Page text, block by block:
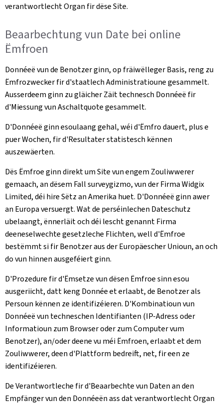
verantwortlecht Organ fir dëse Site.
Beaarbechtung vun Date bei online
Ëmfroen
Donnéeë vun de Benotzer ginn, op fräiwëlleger Basis, reng zu
Ëmfrozwecker fir d'staatlech Administratioune gesammelt.
Ausserdeem ginn zu gläicher Zäit technesch Donnéeë fir
d'Miessung vun Aschaltquote gesammelt.
D'Donnéeë ginn esoulaang gehal, wéi d'Ëmfro dauert, plus e
puer Wochen, fir d'Resultater statistesch kënnen
auszewäerten.
Dës Ëmfroe ginn direkt um Site vun engem Zouliwwerer
gemaach, an dësem Fall surveygizmo, vun der Firma Widgix
Limited, déi hire Sëtz an Amerika huet. D'Donnéeë ginn awer
an Europa versuergt. Wat de perséinlechen Dateschutz
ubelaangt, ënnerläit och déi lescht genannt Firma
deeneselwechte gesetzleche Flichten, well d'Ëmfroe
bestëmmt si fir Benotzer aus der Europäescher Unioun, an och
do vun hinnen ausgeféiert ginn.
D'Prozedure fir d'Ëmsetze vun dësen Ëmfroe sinn esou
ausgeriicht, datt keng Donnée et erlaabt, de Benotzer als
Persoun kënnen ze identifizéieren. D'Kombinatioun vun
Donnéeë vun techneschen Identifianten (IP-Adress oder
Informatioun zum Browser oder zum Computer vum
Benotzer), an/oder deene vu méi Ëmfroen, erlaabt et dem
Zouliwwerer, deen d'Plattform bedreift, net, fir een ze
identifizéieren.
De Verantwortleche fir d'Beaarbechte vun Daten an den
Empfänger vun den Donnéeën ass dat verantwortlecht Organ